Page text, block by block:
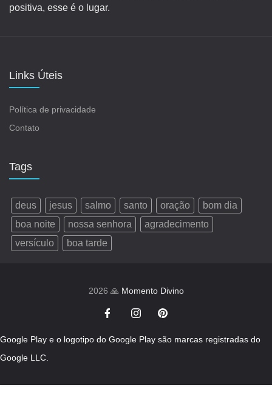
positiva, esse é o lugar.
Links Úteis
Política de privacidade
Contato
Tags
deus jesus salmo santo oração
bom dia
boa noite
nossa senhora
agradecimento
versículo
boa tarde
2026 🙏 Momento Divino
Google Play e o logotipo do Google Play são marcas registradas do
Google LLC.